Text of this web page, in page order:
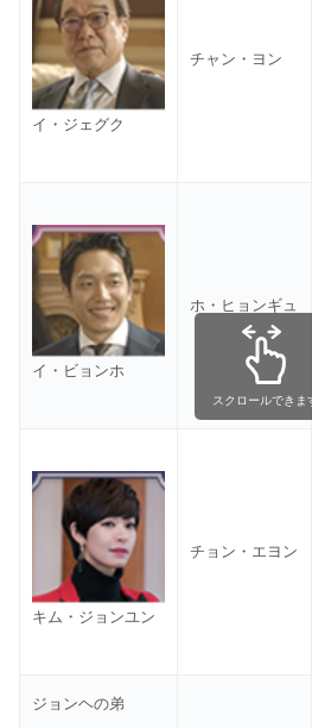
イ・ジェグク
チャン・ヨン
イ・ビョンホ
ホ・ヒョンギュ
キム・ジョンユン
チョン・エヨン
ジョンヘの弟
スクロールできま